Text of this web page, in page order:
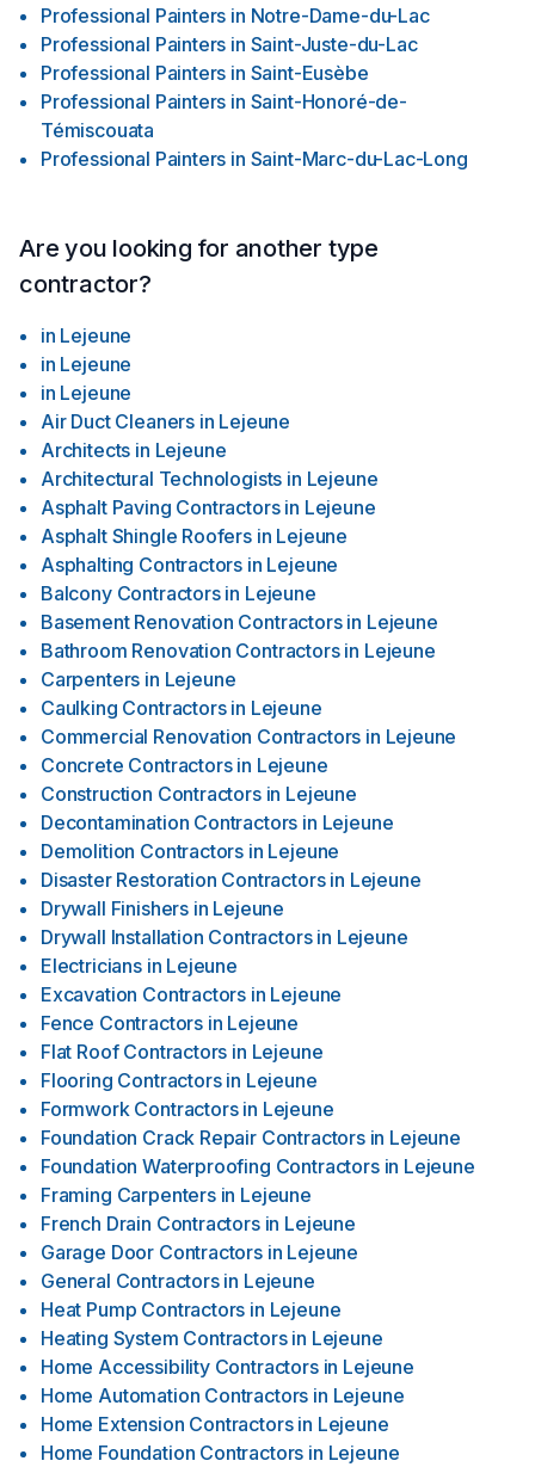
Professional Painters in Notre-Dame-du-Lac
Professional Painters in Saint-Juste-du-Lac
Professional Painters in Saint-Eusèbe
Professional Painters in Saint-Honoré-de-
Témiscouata
Professional Painters in Saint-Marc-du-Lac-Long
Are you looking for another type
contractor?
in Lejeune
in Lejeune
in Lejeune
Air Duct Cleaners in Lejeune
Architects in Lejeune
Architectural Technologists in Lejeune
Asphalt Paving Contractors in Lejeune
Asphalt Shingle Roofers in Lejeune
Asphalting Contractors in Lejeune
Balcony Contractors in Lejeune
Basement Renovation Contractors in Lejeune
Bathroom Renovation Contractors in Lejeune
Carpenters in Lejeune
Caulking Contractors in Lejeune
Commercial Renovation Contractors in Lejeune
Concrete Contractors in Lejeune
Construction Contractors in Lejeune
Decontamination Contractors in Lejeune
Demolition Contractors in Lejeune
Disaster Restoration Contractors in Lejeune
Drywall Finishers in Lejeune
Drywall Installation Contractors in Lejeune
Electricians in Lejeune
Excavation Contractors in Lejeune
Fence Contractors in Lejeune
Flat Roof Contractors in Lejeune
Flooring Contractors in Lejeune
Formwork Contractors in Lejeune
Foundation Crack Repair Contractors in Lejeune
Foundation Waterproofing Contractors in Lejeune
Framing Carpenters in Lejeune
French Drain Contractors in Lejeune
Garage Door Contractors in Lejeune
General Contractors in Lejeune
Heat Pump Contractors in Lejeune
Heating System Contractors in Lejeune
Home Accessibility Contractors in Lejeune
Home Automation Contractors in Lejeune
Home Extension Contractors in Lejeune
Home Foundation Contractors in Lejeune